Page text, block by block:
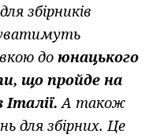
збірників
до юнацького
що пройде на
Італії.А також
для збірних. Це